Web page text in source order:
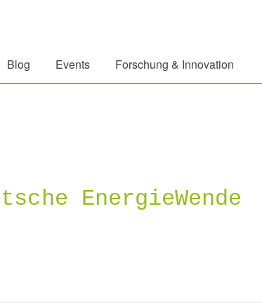
Blog Events Forschung & Innovation
EnergieWende